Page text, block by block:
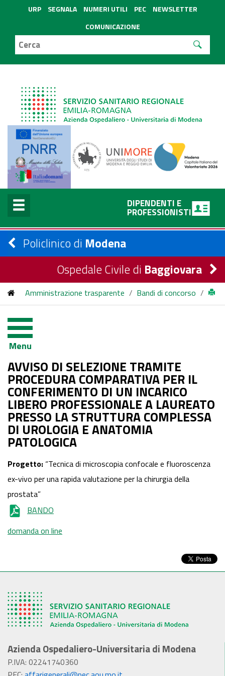
URP SEGNALA NUMERI UTILI PEC
NEWSLETTER
COMUNICAZIONE
DIPENDENTI E
PROFESSIONISTI
Policlinico di Modena
Ospedale Civile di Baggiovara
Amministrazione trasparente / Bandi di concorso /
AVVISO DI SELEZIONE TRAMITE PROCEDURA
COMPARATIVA PER IL CONFERIMENTO DI UN INCARICO
LIBERO PROFESSIONALE A LAUREATO PRESSO LA
STRUTTURA COMPLESSA DI UROLOGIA E ANATOMIA
PATOLOGICA
Menu
AVVISO DI SELEZIONE TRAMITE
PROCEDURA COMPARATIVA PER IL
CONFERIMENTO DI UN INCARICO
LIBERO PROFESSIONALE A LAUREATO
PRESSO LA STRUTTURA COMPLESSA
DI UROLOGIA E ANATOMIA
PATOLOGICA
Progetto: “Tecnica di microscopia confocale e fluoroscenza
ex-vivo per una rapida valutazione per la chirurgia della
prostata”
BANDO
domanda on line
Azienda Ospedaliero-Universitaria di Modena
P.IVA: 02241740360